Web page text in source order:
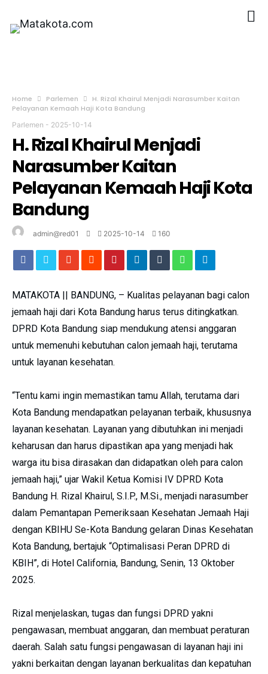
Home Parlemen
H. Rizal Khairul Menjadi Narasumber Kaitan
Pelayanan Kemaah Haji Kota Bandung
Parlemen - 2025-10-14
H. Rizal Khairul Menjadi
Narasumber Kaitan
Pelayanan Kemaah Haji Kota
Bandung
admin@red01 2025-10-14 160
MATAKOTA || BANDUNG, – Kualitas pelayanan bagi calon
jemaah haji dari Kota Bandung harus terus ditingkatkan.
DPRD Kota Bandung siap mendukung atensi anggaran
untuk memenuhi kebutuhan calon jemaah haji, terutama
untuk layanan kesehatan.
“Tentu kami ingin memastikan tamu Allah, terutama dari
Kota Bandung mendapatkan pelayanan terbaik, khususnya
layanan kesehatan. Layanan yang dibutuhkan ini menjadi
keharusan dan harus dipastikan apa yang menjadi hak
warga itu bisa dirasakan dan didapatkan oleh para calon
jemaah haji,” ujar Wakil Ketua Komisi IV DPRD Kota
Bandung H. Rizal Khairul, S.I.P., M.Si., menjadi narasumber
dalam Pemantapan Pemeriksaan Kesehatan Jemaah Haji
dengan KBIHU Se-Kota Bandung gelaran Dinas Kesehatan
Kota Bandung, bertajuk “Optimalisasi Peran DPRD di
KBIH”, di Hotel California, Bandung, Senin, 13 Oktober
2025.
Rizal menjelaskan, tugas dan fungsi DPRD yakni
pengawasan, membuat anggaran, dan membuat peraturan
daerah. Salah satu fungsi pengawasan di layanan haji ini
yakni berkaitan dengan layanan berkualitas dan kepatuhan